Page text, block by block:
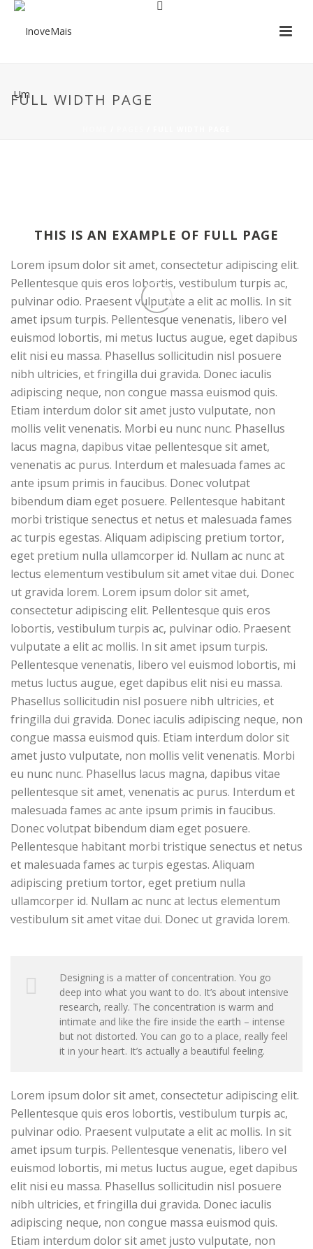
FULL WIDTH PAGE
THIS IS AN EXAMPLE OF FULL PAGE
Lorem ipsum dolor sit amet, consectetur adipiscing elit.
Pellentesque quis eros lobortis, vestibulum turpis ac,
pulvinar odio. Praesent vulputate a elit ac mollis. In sit
amet ipsum turpis. Pellentesque venenatis, libero vel
euismod lobortis, mi metus luctus augue, eget dapibus
elit nisi eu massa. Phasellus sollicitudin nisl posuere
nibh ultricies, et fringilla dui gravida. Donec iaculis
adipiscing neque, non congue massa euismod quis.
Etiam interdum dolor sit amet justo vulputate, non
mollis velit venenatis. Morbi eu nunc nunc. Phasellus
lacus magna, dapibus vitae pellentesque sit amet,
venenatis ac purus. Interdum et malesuada fames ac
ante ipsum primis in faucibus. Donec volutpat
bibendum diam eget posuere. Pellentesque habitant
morbi tristique senectus et netus et malesuada fames
ac turpis egestas. Aliquam adipiscing pretium tortor,
eget pretium nulla ullamcorper id. Nullam ac nunc at
lectus elementum vestibulum sit amet vitae dui. Donec
ut gravida lorem. Lorem ipsum dolor sit amet,
consectetur adipiscing elit. Pellentesque quis eros
lobortis, vestibulum turpis ac, pulvinar odio. Praesent
vulputate a elit ac mollis. In sit amet ipsum turpis.
Pellentesque venenatis, libero vel euismod lobortis, mi
metus luctus augue, eget dapibus elit nisi eu massa.
Phasellus sollicitudin nisl posuere nibh ultricies, et
fringilla dui gravida. Donec iaculis adipiscing neque, non
congue massa euismod quis. Etiam interdum dolor sit
amet justo vulputate, non mollis velit venenatis. Morbi
eu nunc nunc. Phasellus lacus magna, dapibus vitae
pellentesque sit amet, venenatis ac purus. Interdum et
malesuada fames ac ante ipsum primis in faucibus.
Donec volutpat bibendum diam eget posuere.
Pellentesque habitant morbi tristique senectus et netus
et malesuada fames ac turpis egestas. Aliquam
adipiscing pretium tortor, eget pretium nulla
ullamcorper id. Nullam ac nunc at lectus elementum
vestibulum sit amet vitae dui. Donec ut gravida lorem.
Designing is a matter of concentration. You go
deep into what you want to do. It’s about intensive
research, really. The concentration is warm and
intimate and like the fire inside the earth – intense
but not distorted. You can go to a place, really feel
it in your heart. It’s actually a beautiful feeling.
Lorem ipsum dolor sit amet, consectetur adipiscing elit.
Pellentesque quis eros lobortis, vestibulum turpis ac,
pulvinar odio. Praesent vulputate a elit ac mollis. In sit
amet ipsum turpis. Pellentesque venenatis, libero vel
euismod lobortis, mi metus luctus augue, eget dapibus
elit nisi eu massa. Phasellus sollicitudin nisl posuere
nibh ultricies, et fringilla dui gravida. Donec iaculis
adipiscing neque, non congue massa euismod quis.
Etiam interdum dolor sit amet justo vulputate, non